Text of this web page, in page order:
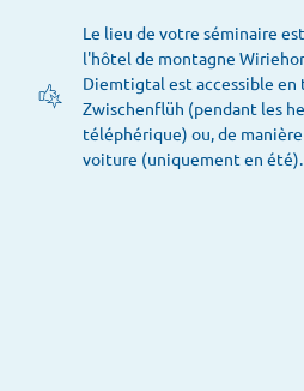
Le lieu de votre séminaire
l'hôtel de montagne
Diemtigtal est accessible en
Zwischenflüh (pendant les
téléphérique) ou, de
voiture (uniquement en été).